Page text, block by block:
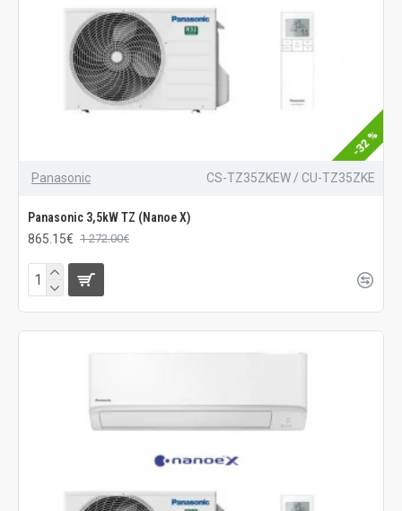
-32 %
Panasonic CS-TZ35ZKEW / CU-TZ35ZKE
Panasonic 3,5kW TZ (Nanoe X)
865.15€ 1 272.00€